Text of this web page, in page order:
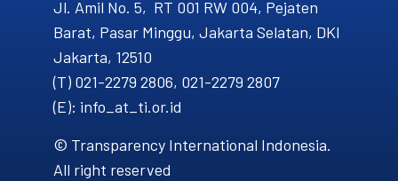
Jl. Amil No. 5, RT 001 RW 004, Pejaten
Barat, Pasar Minggu, Jakarta Selatan, DKI
Jakarta, 12510
(T) 021-2279 2806, 021-2279 2807
(E): info_at_ti.or.id
© Transparency International Indonesia.
All right reserved